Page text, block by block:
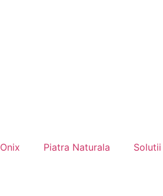
Onix Piatra Naturala